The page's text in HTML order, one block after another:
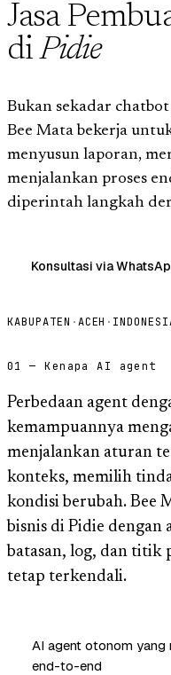
Jasa
diPidie
Bukan sekadar
Bee Mata bekerja
menyusun laporan,
menjalankan proses
diperintah langkah
Konsultasi via
KABUPATEN ·ACEH ·
01 — Kenapa AI agent
Perbedaan agent
kemampuannya
menjalankan aturan
konteks, memilih
kondisi berubah. Bee
bisnis di Pidie dengan
batasan, log, dan titik
tetap terkendali.
AI agent otonom yang
end-to-end